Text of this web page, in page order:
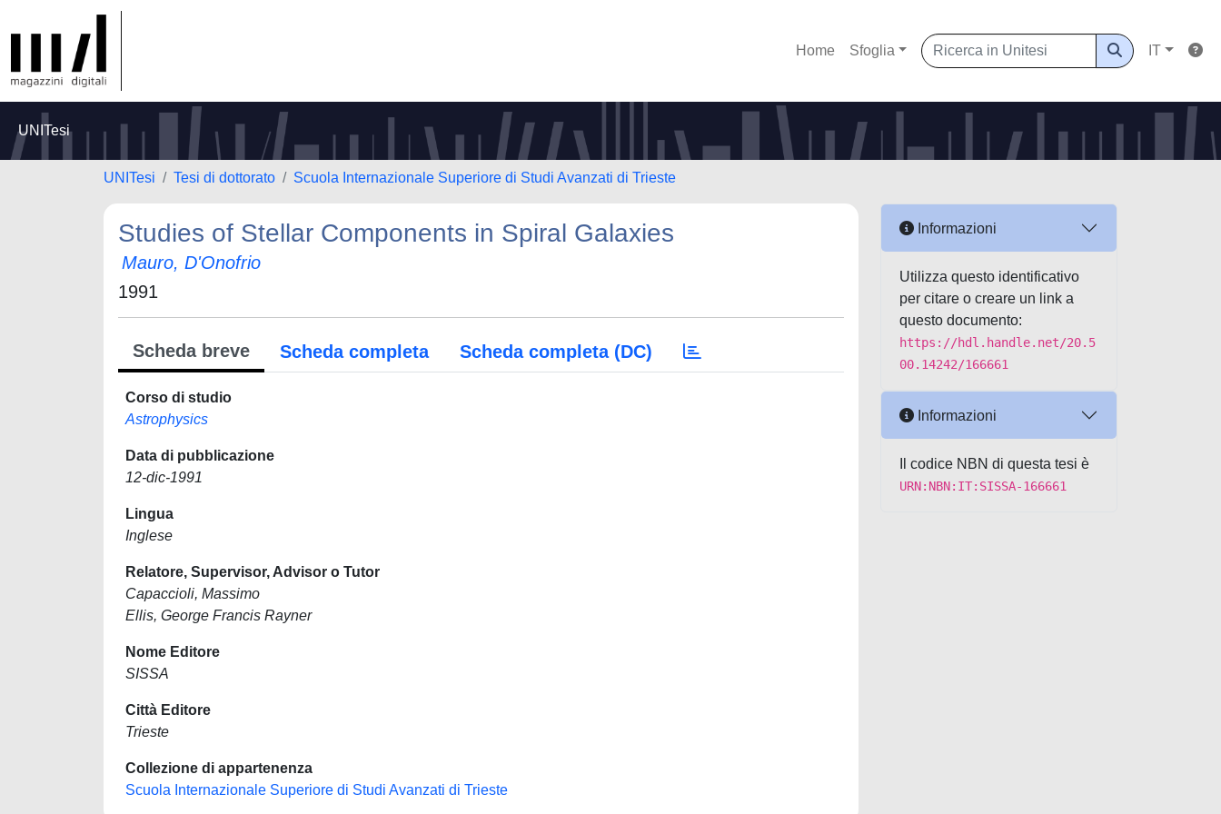
Home Sfoglia IT
UNITesi
UNITesi Tesi di dottorato Scuola Internazionale Superiore di Studi Avanzati di Trieste
Studies of Stellar Components in Spiral Galaxies
Mauro, D'Onofrio
1991
Scheda breve Scheda completa Scheda completa (DC)
Corso di studio
Astrophysics
Data di pubblicazione
12-dic-1991
Lingua
Inglese
Relatore, Supervisor, Advisor o Tutor
Capaccioli, Massimo
Ellis, George Francis Rayner
Nome Editore
SISSA
Città Editore
Trieste
Collezione di appartenenza
Scuola Internazionale Superiore di Studi Avanzati di Trieste
Informazioni
Utilizza questo identificativo
per citare o creare un link a
questo documento:
https://hdl.handle.net/20.5
00.14242/166661
Informazioni
Il codice NBN di questa tesi è
URN:NBN:IT:SISSA-166661